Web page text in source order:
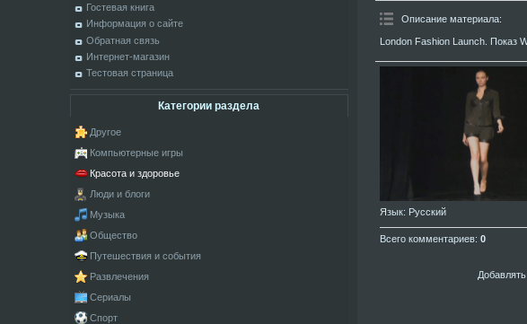
Гостевая книга
Информация о сайте
Обратная связь
Интернет-магазин
Тестовая страница
Категории раздела
Другое
Компьютерные игры
Красота и здоровье
Люди и блоги
Музыка
Общество
Путешествия и события
Развлечения
Сериалы
Спорт
Описание материала:
London Fashion Launch. Показ
Язык: Русский
Всего комментариев: 0